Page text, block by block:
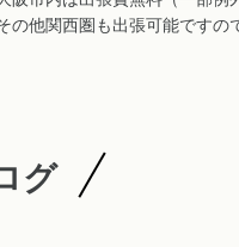
の他関西圏も出張可能ですの
グ